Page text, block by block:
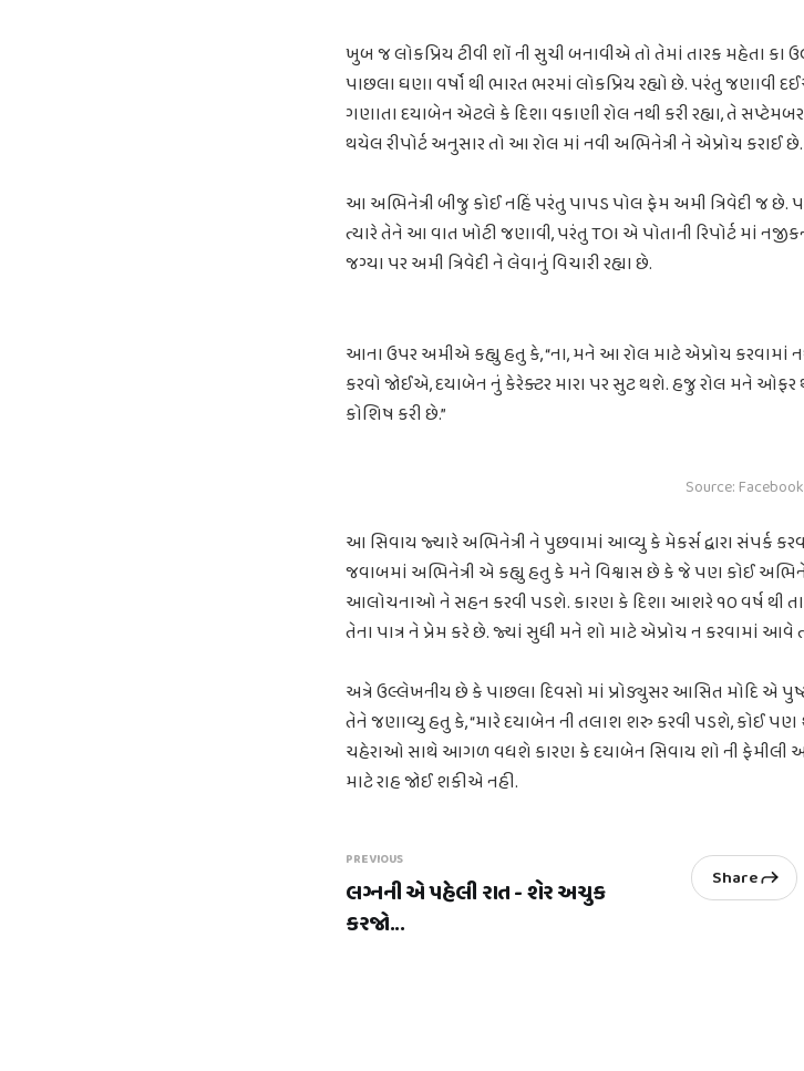
ખુબ જ લોકપ્રિય ટીવી શૉ ની સુચી બનાવીએ તો તેમાં તારક મહેતા
પાછલા ઘણા વર્ષો થી ભારત ભરમાં લોકપ્રિય રહ્યો છે. પરંતુ
ગણાતા દયાબેન એટલે કે દિશા વકાણી રોલ નથી કરી રહ્યા, તે
થયેલ રીપોર્ટ અનુસાર તો આ રોલ માં નવી અભિનેત્રી ને એપ્રોચ કરાઈ છે.
આ અભિનેત્રી બીજુ કોઈ નહિં પરંતુ પાપડ પોલ ફેમ અમી ત્રિવેદી જ છે.
ત્યારે તેને આ વાત ખોટી જણાવી, પરંતુ TOI એ પોતાની રિપોર્ટ માં
જગ્યા પર અમી ત્રિવેદી ને લેવાનું વિચારી રહ્યા છે.
આના ઉપર અમીએ કહ્યુ હતુ કે, “ના, મને આ રોલ માટે એપ્રોચ કરવામાં
કરવો જોઈએ, દયાબેન નું કેરેક્ટર મારા પર સુટ થશે. હજુ રોલ મને ઓફર
કોશિષ કરી છે.”
Source: Facebook
આ સિવાય જ્યારે અભિનેત્રી ને પુછવામાં આવ્યુ કે મેકર્સ દ્વારા સંપર્ક
જવાબમાં અભિનેત્રી એ કહ્યુ હતુ કે મને વિશ્વાસ છે કે જે પણ કોઈ
આલોચનાઓ ને સહન કરવી પડશે. કારણ કે દિશા આશરે ૧૦ વર્ષ થી
તેના પાત્ર ને પ્રેમ કરે છે. જ્યાં સુધી મને શો માટે એપ્રોચ ન કરવામાં
અત્રે ઉલ્લેખનીય છે કે પાછલા દિવસો માં પ્રોડ્યુસર આસિત મોદિ એ
તેને જણાવ્યુ હતુ કે, “મારે દયાબેન ની તલાશ શરુ કરવી પડશે, કોઈ પણ
ચહેરાઓ સાથે આગળ વધશે કારણ કે દયાબેન સિવાય શો ની ફેમીલી
માટે રાહ જોઈ શકીએ નહી.
PREVIOUS
લગ્નની એ પહેલી રાત - શેર અચુક
કરજો...
Share